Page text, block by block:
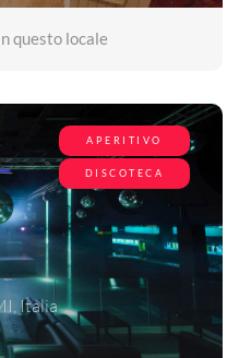
questo locale
APERITIVO
DISCOTECA
Italia